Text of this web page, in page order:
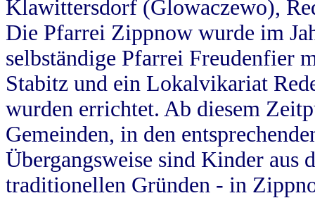
Klawittersdorf (Glowaczewo),
Die Pfarrei Zippnow wurde im
selbständige Pfarrei Freudenfier
Stabitz und ein Lokalvikariat
wurden errichtet. Ab diesem
Gemeinden, in den
Übergangsweise sind Kinder aus
traditionellen Gründen - in